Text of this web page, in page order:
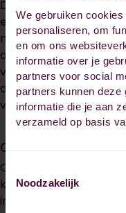
We gebruiken
personaliseren, om
en om ons
informatie over je
partners voor social
partners kunnen deze
informatie die je aan
verzameld op basis
Toestemmingsselectie
Noodzakelijk
De persoonsgegevens
en analyses worden
niet meer tot u
aan andere derden
voorafgaande
daartoe wettelijk zijn
van de wet op het
Cookies
Onze website maakt
kleine
internetbrowser op